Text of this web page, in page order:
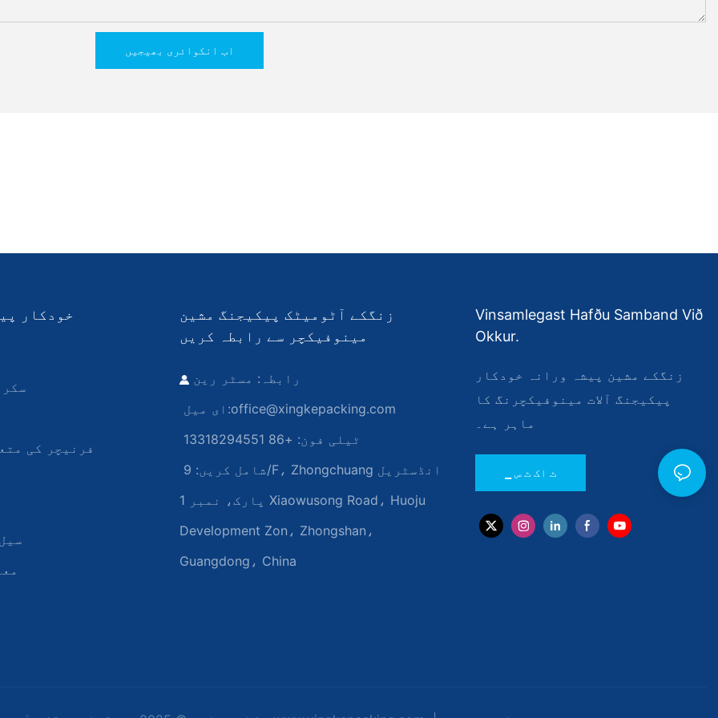
اب انکوائری بھیجیں
خودکار
فرنیچر کی
زنگکے آٹومیٹک پیکیجنگ مشین
مینوفیکچر سے رابطہ کریں
رابطہ: مسٹر رین
ای میل:office@xingkepacking.com
ٹیلی فون: +86 13318294551
شامل کریں: 9/F، Zhongchuang انڈسٹریل
پارک، نمبر 1 Xiaowusong Road، Huoju
Development Zon، Zhongshan،
Guangdong، China
Vinsamlegast Hafðu Samband Við
Okkur.
زنگکے مشین پیشہ ورانہ خودکار
پیکیجنگ آلات مینوفیکچرنگ کا
ماہر ہے۔
▁ ٹ اک ٹ س